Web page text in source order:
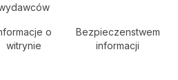
o
witrynie
Bezpieczenstwem
informacji